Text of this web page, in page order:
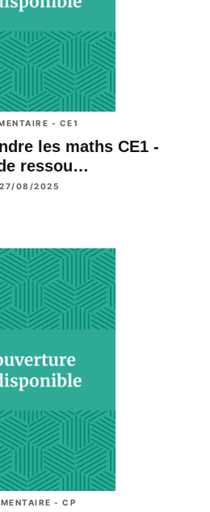
- CE1
les maths CE1 -
ressou…
27/08/2025
- CP